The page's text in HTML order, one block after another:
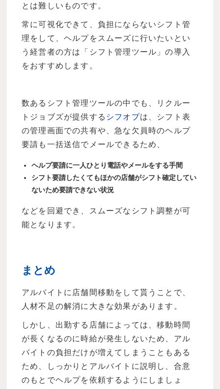
とは難しいものです。
常に可視化できて、負担にならないシフト管
理をして、ヘルプをスムーズに行いたいとい
う経営者の方は「シフト管理ツール」の導入
をおすすめします。
数あるシフト管理ツールの中でも、リクルー
トジョブズが提供する シフオプは、シフト表
の管理画面での共有や、急な欠員時のヘルプ
要請も一括送信でメールできるため、
ヘルプ要請に一人ひとり電話やメールをする手間
シフト要請したくてもほかの店舗がシフト確定してい
ないため要請できない状況
などを回避でき、スムーズなシフト調整が可
能となります。
まとめ
アルバイトに店舗間移動をして貰うことで、
人材不足の解消に大きな効果があります。
しかし、出勤する店舗によっては、移動時間
が長くなるのに時給が発生しないため、アル
バイトの負担だけが増えてしまうこともある
ため、しっかりとアルバイトに説明し、合意
のもとでヘルプを依頼するようにしましょ